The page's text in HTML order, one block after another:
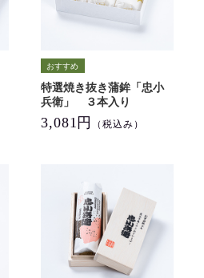
特選焼き抜き蒲鉾「忠小
兵衛」 ３本入り
3,081円 （税込み）